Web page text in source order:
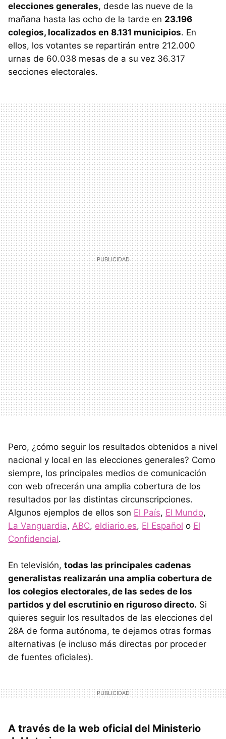
elecciones generales, desde las nueve de la
mañana hasta las ocho de la tarde en 23.196
colegios, localizados en 8.131 municipios. En
ellos, los votantes se repartirán entre 212.000
urnas de 60.038 mesas de a su vez 36.317
secciones electorales.
Pero, ¿cómo seguir los resultados obtenidos a nivel
nacional y local en las elecciones generales? Como
siempre, los principales medios de comunicación
con web ofrecerán una amplia cobertura de los
resultados por las distintas circunscripciones.
Algunos ejemplos de ellos son El País, El Mundo,
La Vanguardia, ABC, eldiario.es, El Español o El
Confidencial.
En televisión, todas las principales cadenas
generalistas realizarán una amplia cobertura de
los colegios electorales, de las sedes de los
partidos y del escrutinio en riguroso directo. Si
quieres seguir los resultados de las elecciones del
28A de forma autónoma, te dejamos otras formas
alternativas (e incluso más directas por proceder
de fuentes oficiales).
A través de la web oficial del Ministerio